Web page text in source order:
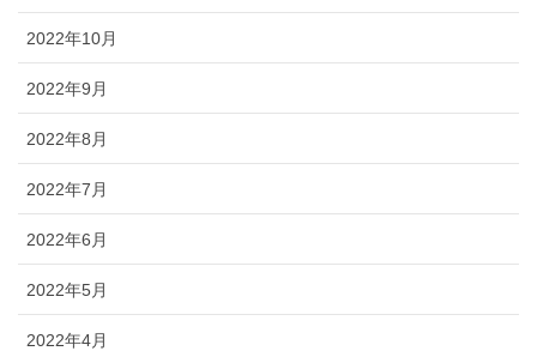
2022年10月
2022年9月
2022年8月
2022年7月
2022年6月
2022年5月
2022年4月